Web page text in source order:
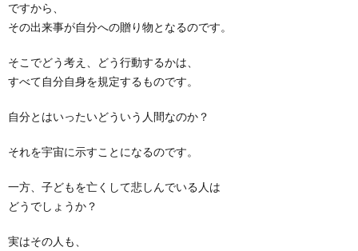
ですから、
その出来事が自分への贈り物となるのです。
そこでどう考え、どう行動するかは、
すべて自分自身を規定するものです。
自分とはいったいどういう人間なのか？
それを宇宙に示すことになるのです。
一方、子どもを亡くして悲しんでいる人は
どうでしょうか？
実はその人も、